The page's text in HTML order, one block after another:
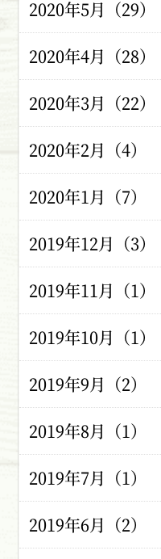
2020年5月（29）
2020年4月（28）
2020年3月（22）
2020年2月（4）
2020年1月（7）
2019年12月（3）
2019年11月（1）
2019年10月（1）
2019年9月（2）
2019年8月（1）
2019年7月（1）
2019年6月（2）